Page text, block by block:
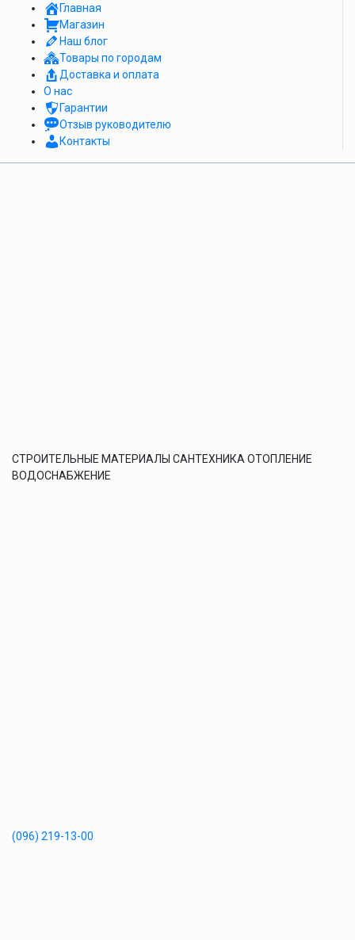
Главная
Магазин
Наш блог
Товары по городам
Доставка и оплата
О нас
Гарантии
Отзыв руководителю
Контакты
СТРОИТЕЛЬНЫЕ МАТЕРИАЛЫ САНТЕХНИКА ОТОПЛЕНИЕ
ВОДОСНАБЖЕНИЕ
(096) 219-13-00